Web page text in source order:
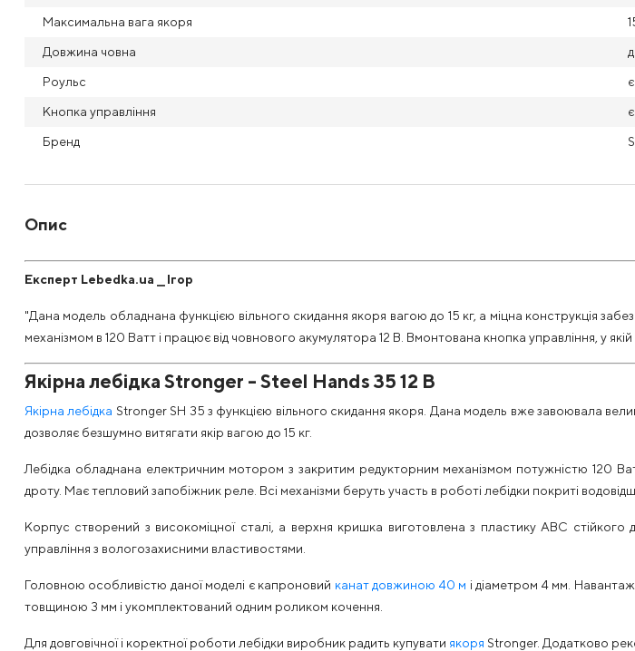
Максимальна вага якоря
Довжина човна
Роульс є
Кнопка управління є
Бренд
Опис
Експерт Lebedka.ua ⎯ Ігор
"Дана модель обладнана функцією вільного скидання якоря вагою до 15 кг, а міцна конструкція
механізмом в 120 Ватт і працює від човнового акумулятора 12 В. Вмонтована кнопка управління, у
Якірна лебідка Stronger - Steel Hands 35 12 В
Якірна лебідка Stronger SH 35 з функцією вільного скидання якоря. Дана модель вже завоювала
дозволяє безшумно витягати якір вагою до 15 кг.
Лебідка обладнана електричним мотором з закритим редукторним механізмом потужністю 120
дроту. Має тепловий запобіжник реле. Всі механізми беруть участь в роботі лебідки покриті
Корпус створений з високоміцної сталі, а верхня кришка виготовлена ​​з пластику ABC
управління з вологозахисними властивостями.
Головною особливістю даної моделі є капроновий канат довжиною 40 м і діаметром 4 мм.
товщиною 3 мм і укомплектований одним роликом кочення.
Для довговічної і коректної роботи лебідки виробник радить купувати якоря Stronger. Додатково